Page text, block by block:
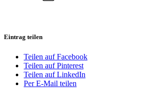
Eintrag teilen
Teilen auf Facebook
Teilen auf Pinterest
Teilen auf LinkedIn
Per E-Mail teilen